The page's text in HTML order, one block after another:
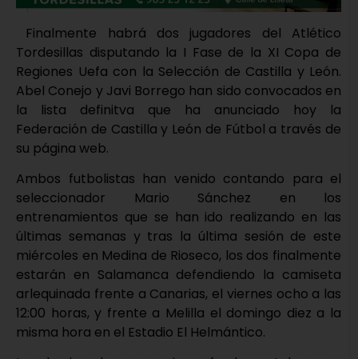
Finalmente habrá dos jugadores del Atlético
Tordesillas disputando la I Fase de la XI Copa de
Regiones Uefa con la Selección de Castilla y León.
Abel Conejo y Javi Borrego han sido convocados en
la lista definitva que ha anunciado hoy la
Federación de Castilla y León de Fútbol a través de
su página web.
Ambos futbolistas han venido contando para el
seleccionador Mario Sánchez en los
entrenamientos que se han ido realizando en las
últimas semanas y tras la última sesión de este
miércoles en Medina de Rioseco, los dos finalmente
estarán en Salamanca defendiendo la camiseta
arlequinada frente a Canarias, el viernes ocho a las
12:00 horas, y frente a Melilla el domingo diez a la
misma hora en el Estadio El Helmántico.